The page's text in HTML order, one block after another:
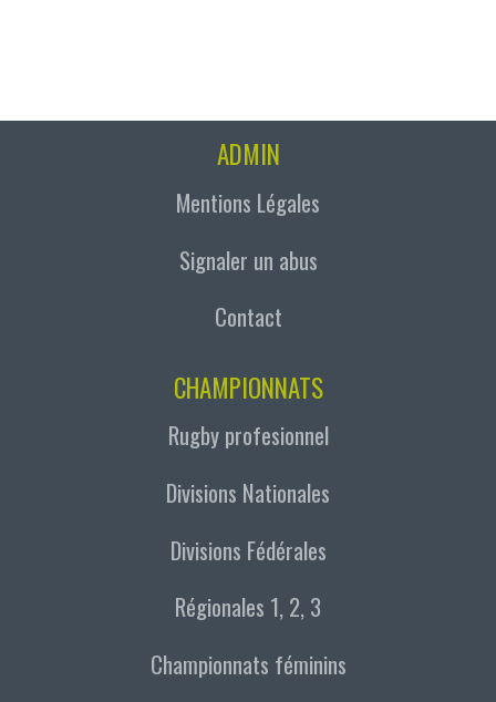
ADMIN
Mentions Légales
Signaler un abus
Contact
CHAMPIONNATS
Rugby profesionnel
Divisions Nationales
Divisions Fédérales
Régionales 1, 2, 3
Championnats féminins